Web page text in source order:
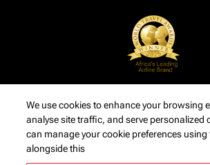
We use cookies to enhance your browsing
analyse site traffic, and serve personalized
can manage your cookie preferences using
alongside this